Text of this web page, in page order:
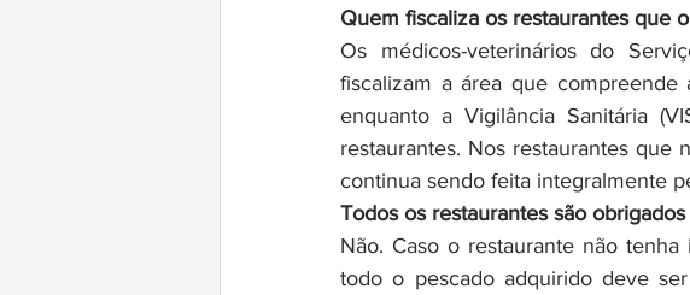
Quem fiscaliza os restaurantes que
Os médicos-veterinários do
fiscalizam a área que
enquanto a Vigilância Sanitária
restaurantes. Nos restaurantes que
continua sendo feita integralmente
Todos os restaurantes são
Não. Caso o restaurante não
todo o pescado adquirido deve